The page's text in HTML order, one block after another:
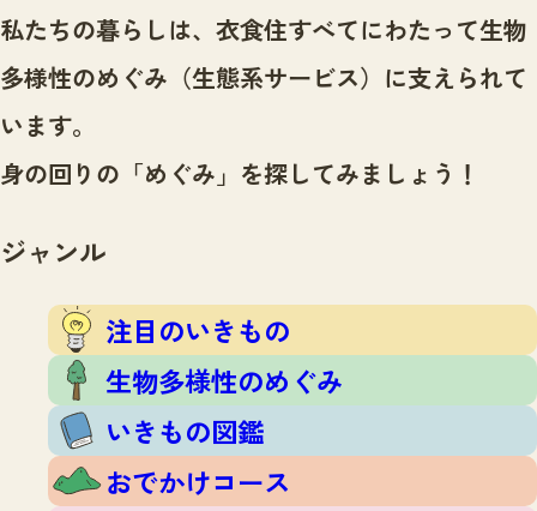
センター紹介TOP
サイトポリシー
ニュース
いきものガイド
いきものガイドTOP
生物多様性のめぐみ
おでかけコース
保全アクション
イベント
調査レポート
調査レポートTOP
調査結果
ふくおかいきものマップ
マッチング
マッチングTOP
掲載申し込みフォーム
お問合せ
私たちの暮らしは、衣食住すべてにわたって生物
多様性のめぐみ（生態系サービス）に支えられて
います。
身の回りの「めぐみ」を探してみましょう！
ジャンル
注目のいきもの
生物多様性のめぐみ
いきもの図鑑
おでかけコース